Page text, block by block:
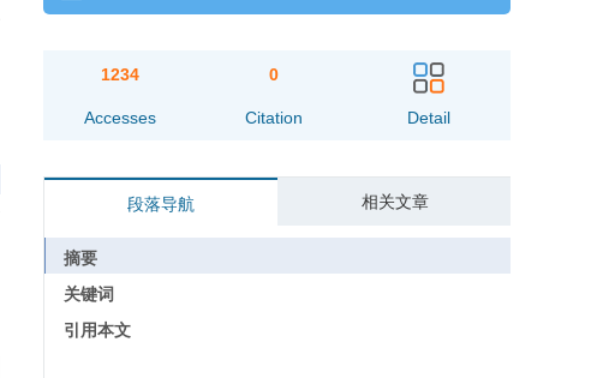
1234
Accesses
0
Citation Detail
段落导航 相关文章
摘要
关键词
引用本文